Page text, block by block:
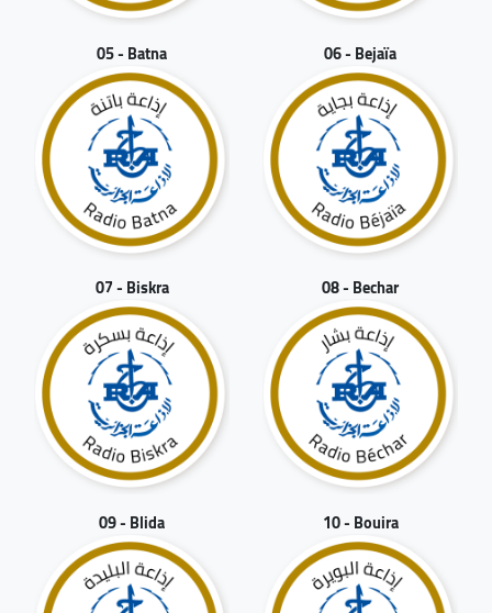
05 - Batna 06 - Bejaïa
07 - Biskra 08 - Bechar
09 - Blida 10 - Bouira